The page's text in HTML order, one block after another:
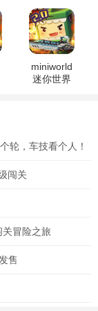
安卓版
miniworld
迷你世界
轮，车技看个人！
闯关
关冒险之旅
售